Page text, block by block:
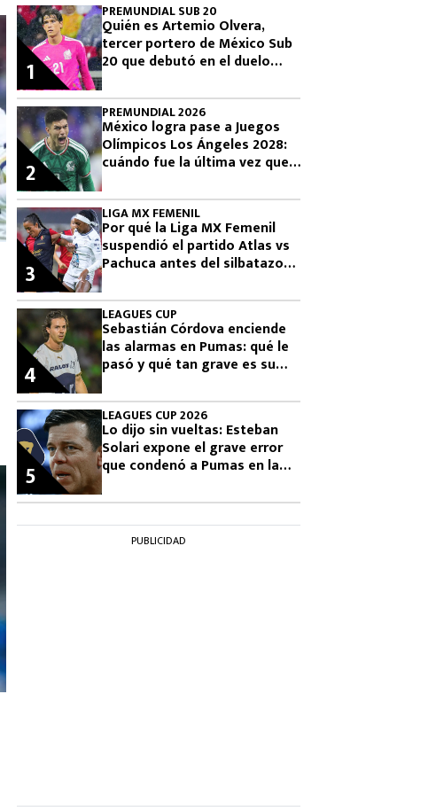
PREMUNDIAL SUB 20
Quién es Artemio Olvera,
tercer portero de México Sub
20 que debutó en el duelo
olímpico
1
PREMUNDIAL 2026
México logra pase a Juegos
Olímpicos Los Ángeles 2028:
cuándo fue la última vez que
2
LIGA MX FEMENIL
Por qué la Liga MX Femenil
suspendió el partido Atlas vs
Pachuca antes del silbatazo
3
LEAGUES CUP
Sebastián Córdova enciende
las alarmas en Pumas: qué le
pasó y qué tan grave es su
4
LEAGUES CUP 2026
Lo dijo sin vueltas: Esteban
Solari expone el grave error
que condenó a Pumas en la
5
PUBLICIDAD